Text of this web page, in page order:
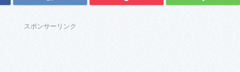
スポンサーリンク